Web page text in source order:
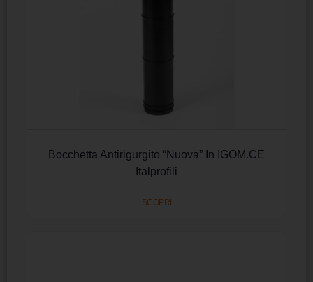
Bocchetta Antirigurgito “Nuova” In IGOM.CE
Italprofili
SCOPRI